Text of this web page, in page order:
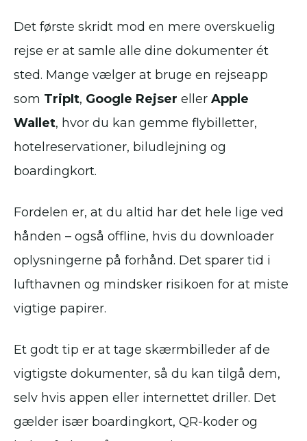
Det første skridt mod en mere overskuelig
rejse er at samle alle dine dokumenter ét
sted. Mange vælger at bruge en rejseapp
som TripIt, Google Rejser eller Apple
Wallet, hvor du kan gemme flybilletter,
hotelreservationer, biludlejning og
boardingkort.
Fordelen er, at du altid har det hele lige ved
hånden – også offline, hvis du downloader
oplysningerne på forhånd. Det sparer tid i
lufthavnen og mindsker risikoen for at miste
vigtige papirer.
Et godt tip er at tage skærmbilleder af de
vigtigste dokumenter, så du kan tilgå dem,
selv hvis appen eller internettet driller. Det
gælder især boardingkort, QR-koder og